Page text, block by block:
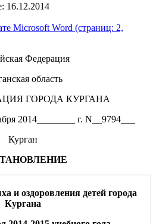
16.12.2014
Microsoft Word (страниц: 2,
Федерация
область
ГОРОДА КУРГАНА
2014________ г. N__9794___
Курган
и оздоровления детей города
Кургана